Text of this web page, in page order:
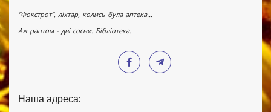
"Фокстрот", ліхтар, колись була аптека...
Аж раптом - дві сосни. Бібліотека.
Наша адреса: